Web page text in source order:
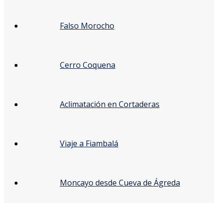
Falso Morocho
Cerro Coquena
Aclimatación en Cortaderas
Viaje a Fiambalá
Moncayo desde Cueva de Ágreda